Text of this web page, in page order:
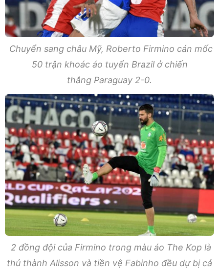
Chuyển sang châu Mỹ, Roberto Firmino cán mốc
50 trận khoác áo tuyển Brazil ở chiến
thắng Paraguay 2-0.
2 đồng đội của Firmino trong màu áo The Kop là
thủ thành Alisson và tiền vệ Fabinho đều dự bị cả